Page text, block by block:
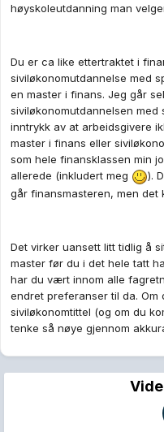
høyskoleutdanning man
Du er ca like ettertraktet i
siviløkonomutdannelse med
en master i finans. Jeg går
siviløkonomutdannelsen
inntrykk av at arbeidsgivere
master i finans eller
som hele finansklassen min
allerede (inkludert meg
).
går finansmasteren, men det
Det virker uansett litt tidlig å
master før du i det hele tatt
har du vært innom alle
endret preferanser til da.
siviløkonomtittel (og om du
tenke så nøye gjennom